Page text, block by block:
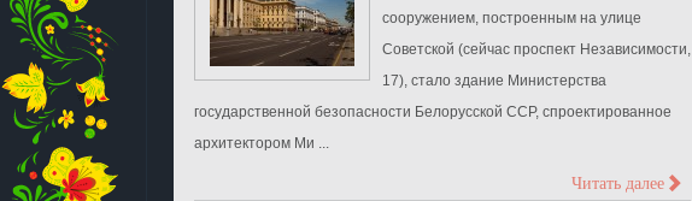
сооружением, построенным на улице
Советской (сейчас проспект Независимости,
17), стало здание Министерства
государственной безопасности Белорусской ССР, спроектированное
архитектором Ми ...
Читать далее>